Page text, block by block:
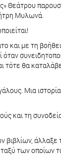
Μυλωνά.
και με τη
θα
Μια ιστορία
και τη
άλλαξε
των οποίων